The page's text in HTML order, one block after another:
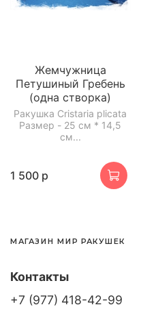
Жемчужница
Петушиный Гребень
(одна створка)
Ракушка Cristaria plicata
Размер - 25 см * 14,5
см...
1 500 р
МАГАЗИН МИР РАКУШЕК
Контакты
+7 (977) 418-42-99